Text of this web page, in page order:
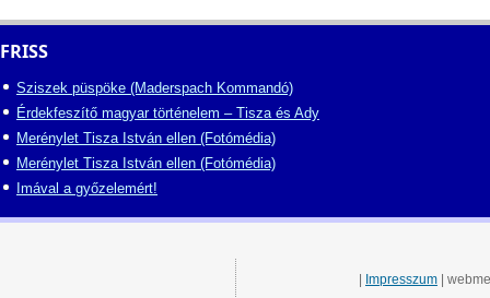
FRISS
Sziszek püspöke (Maderspach Kommandó)
Érdekfeszítő magyar történelem – Tisza és Ady
Merénylet Tisza István ellen (Fotómédia)
Merénylet Tisza István ellen (Fotómédia)
Imával a győzelemért!
Impresszum |